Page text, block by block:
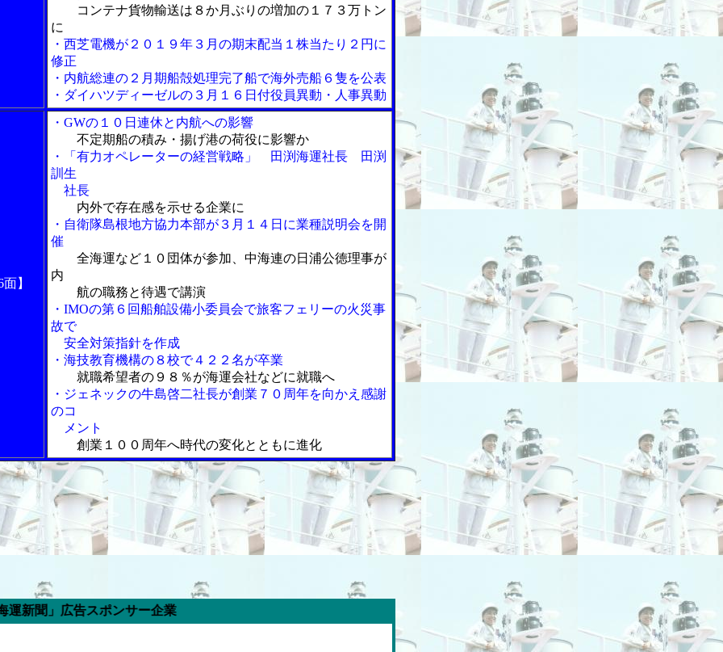
コンテナ貨物輸送は８か月ぶりの増加の１７３万トン
に
・西芝電機が２０１９年３月の期末配当１株当たり２円に
修正
・内航総連の２月期船殻処理完了船で海外売船６隻を公表
・ダイハツディーゼルの３月１６日付役員異動・人事異動
】
・GWの１０日連休と内航への影響
不定期船の積み・揚げ港の荷役に影響か
・「有力オペレーターの経営戦略」 田渕海運社長 田渕
訓生
社長
内外で存在感を示せる企業に
・自衛隊島根地方協力本部が３月１４日に業種説明会を開
催
全海運など１０団体が参加、中海連の日浦公徳理事が
内
航の職務と待遇で講演
・IMOの第６回船舶設備小委員会で旅客フェリーの火災事
故で
安全対策指針を作成
・海技教育機構の８校で４２２名が卒業
就職希望者の９８％が海運会社などに就職へ
・ジェネックの牛島啓二社長が創業７０周年を向かえ感謝
のコ
メント
創業１００周年へ時代の変化とともに進化
スポンサー企業